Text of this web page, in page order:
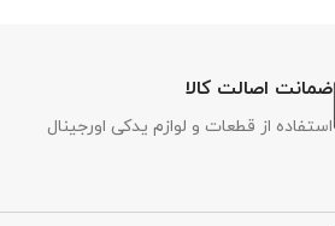
ضمانت اصالت کالا
استفاده از قطعات و لوازم یدکی اورجینال